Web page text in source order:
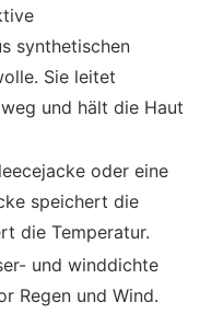
synthetischen
Sie leitet
und hält die Haut
oder eine
speichert die
die Temperatur.
und winddichte
Regen und Wind.